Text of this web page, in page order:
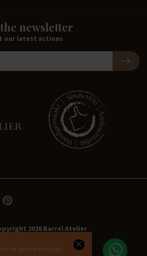
of statafel en maak
newsletter
our latest actions
2026 Barrel Atelier